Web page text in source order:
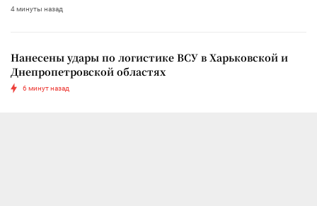
4 минуты назад
Нанесены удары по логистике ВСУ в Харьковской и
Днепропетровской областях
6 минут назад